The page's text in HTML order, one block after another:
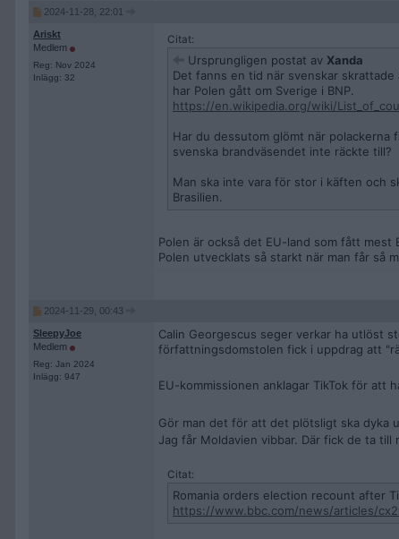
2024-11-28, 22:01
Ariskt
Medlem
Reg: Nov 2024
Inlägg: 32
Citat:
Ursprungligen postat av Xanda
Det fanns en tid när svenskar
har Polen gått om Sverige i BNP.
https://en.wikipedia.org/wiki/
Har du dessutom glömt när polackerna
svenska brandväsendet inte räckte till?
Man ska inte vara för stor i käften och
Brasilien.
Polen är också det EU-land som fått
Polen utvecklats så starkt när man får så
2024-11-29, 00:43
SleepyJoe
Medlem
Reg: Jan 2024
Inlägg: 947
Calin Georgescus seger verkar ha utlöst
författningsdomstolen fick i uppdrag att
EU-kommissionen anklagar TikTok för att
Gör man det för att det plötsligt ska dyka
Jag får Moldavien vibbar. Där fick de ta
Citat:
Romania orders election recount after
https://www.bbc.com/news/articles/